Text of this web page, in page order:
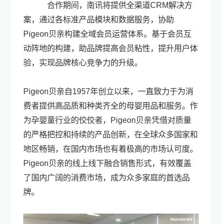
合作期间，南讯将提供全渠道CRM解决方
案，通过各标准产品模块和数据服务，协助
Pigeon贝亲构建全域会员运营体系。基于会员互
动阵地的构建，助品牌提高会员粘性，提升用户体
验，实现品牌核心竞争力的升级。
Pigeon贝亲自1957年创立以来，一直致力于为消
费者提供高品质和种类齐全的母婴用品和服务。作
为孕婴童行业的佼佼者，Pigeon贝亲凭借对质量
的严格把控和持续的产品创新，在全球众多国家和
地区畅销，在国内市场也有着极高的市场认可度。
Pigeon贝亲的线上线下融合销售形式，有效覆盖
了国内广阔的消费市场，成为众多家庭的首选品
牌。